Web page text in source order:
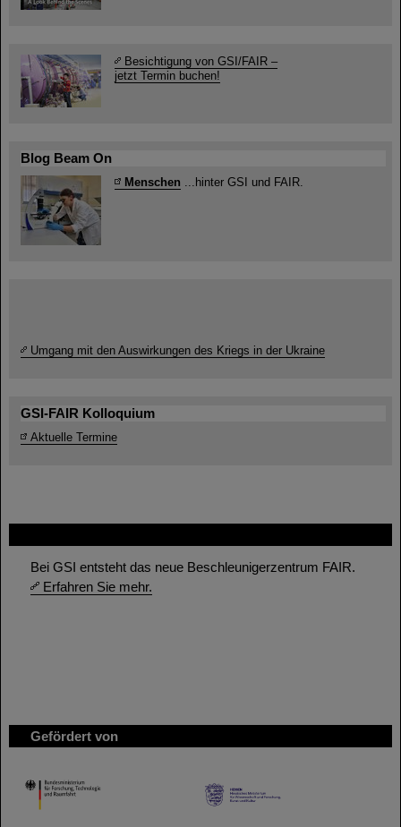
Bei GSI entsteht das neue Beschleunigerzentrum FAIR.
Erfahren Sie mehr.
Gefördert von
HMWK
Besichtigung von GSI/FAIR –
jetzt Termin buchen!
Blog Beam On
Menschen ...hinter GSI und FAIR.
Umgang mit den Auswirkungen des Kriegs in der Ukraine
GSI-FAIR Kolloquium
Aktuelle Termine